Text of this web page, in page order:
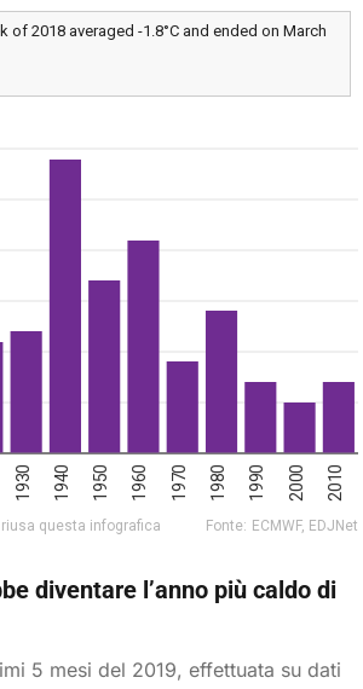
diventare l’anno più caldo di
5 mesi del 2019, effettuata su dati